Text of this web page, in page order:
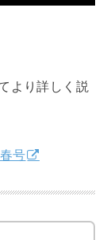
より詳しく説
号